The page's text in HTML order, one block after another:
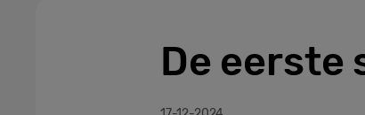
De eerste